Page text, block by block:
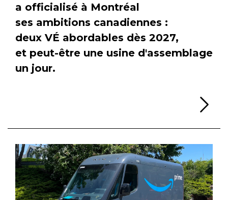
a officialisé à Montréal
ses ambitions canadiennes :
deux VÉ abordables dès 2027,
et peut-être une usine d'assemblage
un jour.